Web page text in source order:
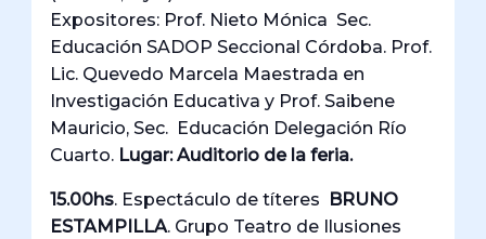
Expositores: Prof. Nieto Mónica Sec.
Educación SADOP Seccional Córdoba. Prof.
Lic. Quevedo Marcela Maestrada en
Investigación Educativa y Prof. Saibene
Mauricio, Sec. Educación Delegación Río
Cuarto. Lugar: Auditorio de la feria.
15.00hs. Espectáculo de títeres BRUNO
ESTAMPILLA. Grupo Teatro de Ilusiones